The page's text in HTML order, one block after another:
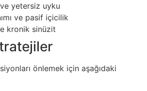
yetersiz uyku
ve pasif içicilik
kronik sinüzit
önlemek için aşağıdaki